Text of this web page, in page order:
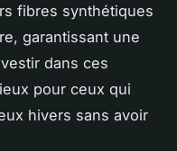
fibres synthétiques
garantissant une
dans ces
pour ceux qui
hivers sans avoir